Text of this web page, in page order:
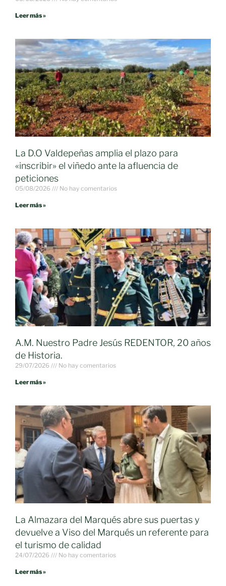
Leer más »
La D.O Valdepeñas amplia el plazo para
«inscribir» el viñedo ante la afluencia de
peticiones
05/08/2026 No hay comentarios
Leer más »
A.M. Nuestro Padre Jesús REDENTOR, 20 años
de Historia.
29/07/2026 No hay comentarios
Leer más »
La Almazara del Marqués abre sus puertas y
devuelve a Viso del Marqués un referente para
el turismo de calidad
24/07/2026 No hay comentarios
Leer más »